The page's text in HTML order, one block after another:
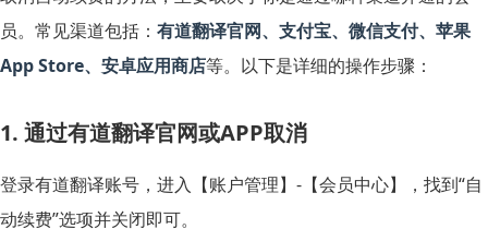
员。常见渠道包括： 有道翻译官网、支付宝、微信支付、苹果
App Store、安卓应用商店等。以下是详细的操作步骤：
1. 通过有道翻译官网或APP取消
登录有道翻译账号，进入【账户管理】-【会员中心】，找到“自
动续费”选项并关闭即可。